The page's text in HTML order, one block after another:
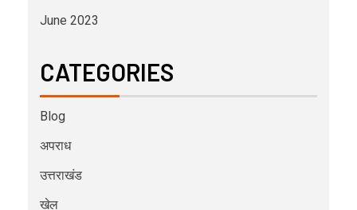
June 2023
CATEGORIES
Blog
अपराध
उत्तराखंड
खेल